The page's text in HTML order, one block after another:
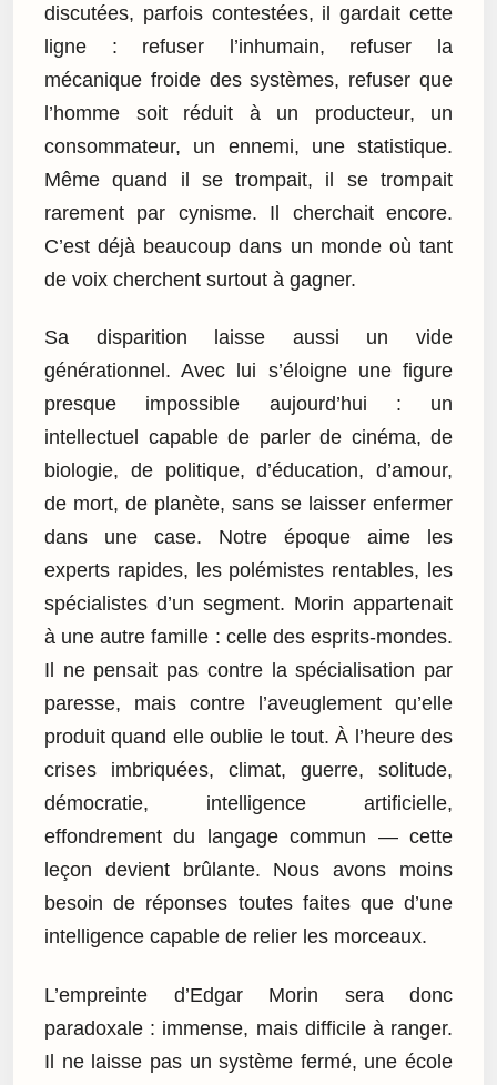
discutées, parfois contestées, il gardait cette
ligne : refuser l’inhumain, refuser la
mécanique froide des systèmes, refuser que
l’homme soit réduit à un producteur, un
consommateur, un ennemi, une statistique.
Même quand il se trompait, il se trompait
rarement par cynisme. Il cherchait encore.
C’est déjà beaucoup dans un monde où tant
de voix cherchent surtout à gagner.
Sa disparition laisse aussi un vide
générationnel. Avec lui s’éloigne une figure
presque impossible aujourd’hui : un
intellectuel capable de parler de cinéma, de
biologie, de politique, d’éducation, d’amour,
de mort, de planète, sans se laisser enfermer
dans une case. Notre époque aime les
experts rapides, les polémistes rentables, les
spécialistes d’un segment. Morin appartenait
à une autre famille : celle des esprits-mondes.
Il ne pensait pas contre la spécialisation par
paresse, mais contre l’aveuglement qu’elle
produit quand elle oublie le tout. À l’heure des
crises imbriquées, climat, guerre, solitude,
démocratie, intelligence artificielle,
effondrement du langage commun — cette
leçon devient brûlante. Nous avons moins
besoin de réponses toutes faites que d’une
intelligence capable de relier les morceaux.
L’empreinte d’Edgar Morin sera donc
paradoxale : immense, mais difficile à ranger.
Il ne laisse pas un système fermé, une école